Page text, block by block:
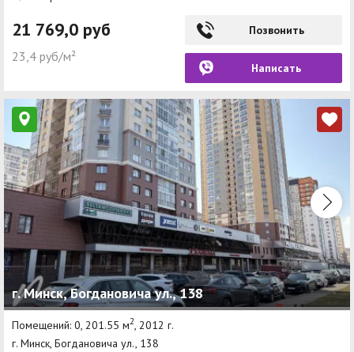
21 769,0 руб
23,4 руб/м²
Позвонить
Написать
г. Минск, Богдановича ул., 138
Помещений: 0, 201.55 м2 , 2012 г.
г. Минск, Богдановича ул., 138